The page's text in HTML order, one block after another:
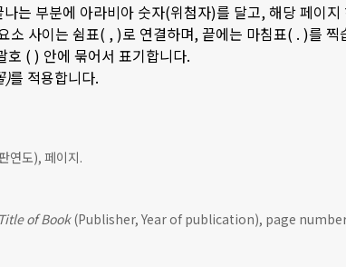
는 부분에 아라비아 숫자(위첨자)를 달고, 해당 페이
소 사이는 쉼표( , )로 연결하며, 끝에는 마침표( . )를 찍
호 ( ) 안에 묶어서 표기합니다.
)를 적용합니다.
연도), 페이지.
Title of Book(Publisher, Year of publication), page